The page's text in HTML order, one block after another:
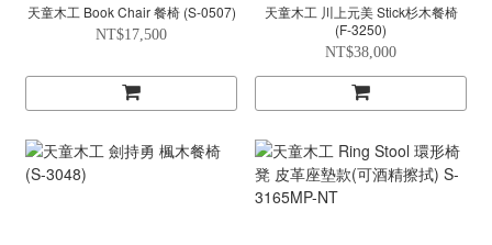
天童木工 Book Chair 餐椅 (S-0507)
NT$17,500
天童木工 川上元美 Stick杉木餐椅
(F-3250)
NT$38,000